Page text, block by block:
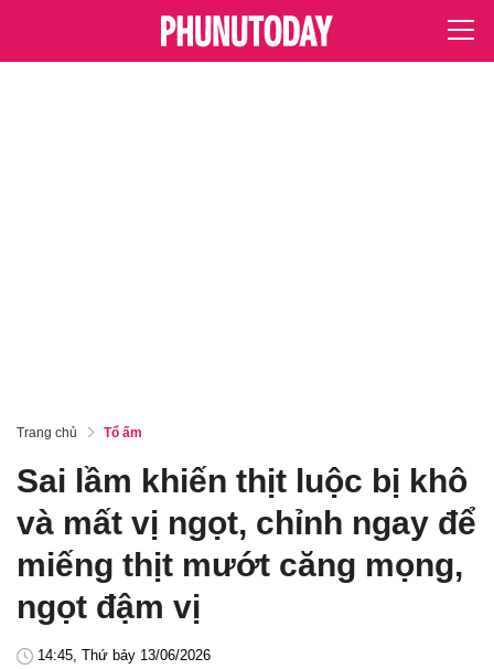
Trang chủ Tổ ấm
Sai lầm khiến thịt luộc bị khô
và mất vị ngọt, chỉnh ngay để
miếng thịt mướt căng mọng,
ngọt đậm vị
14:45, Thứ bảy 13/06/2026